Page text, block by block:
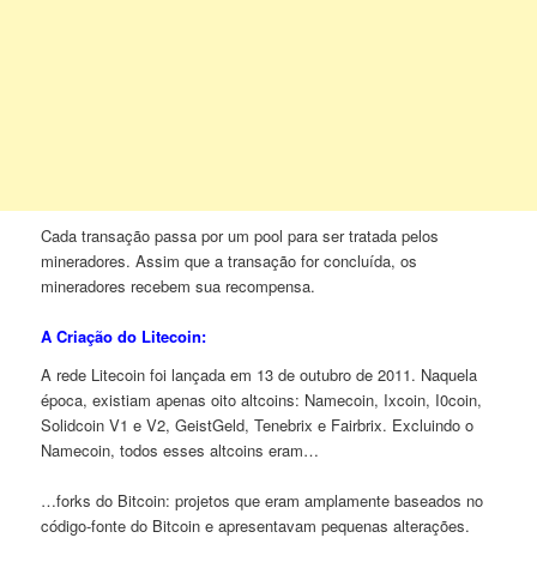
Cada transação passa por um pool para ser tratada pelos
mineradores. Assim que a transação for concluída, os
mineradores recebem sua recompensa.
A Criação do Litecoin:
A rede Litecoin foi lançada em 13 de outubro de 2011. Naquela
época, existiam apenas oito altcoins: Namecoin, Ixcoin, I0coin,
Solidcoin V1 e V2, GeistGeld, Tenebrix e Fairbrix. Excluindo o
Namecoin, todos esses altcoins eram…
…forks do Bitcoin: projetos que eram amplamente baseados no
código-fonte do Bitcoin e apresentavam pequenas alterações.